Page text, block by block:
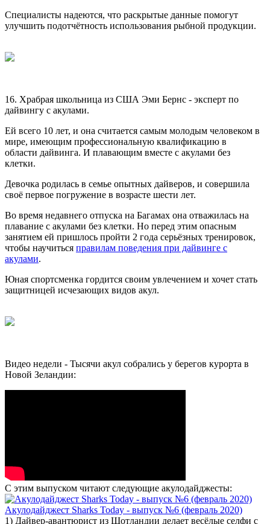
Специалисты надеются, что раскрытые данные помогут
улучшить подотчётность использования рыбной продукции.
16. Храбрая школьница из США Эми Бернс - эксперт по
дайвингу с акулами.
Ей всего 10 лет, и она считается самым молодым человеком в
мире, имеющим профессиональную квалификацию в
области дайвинга. И плавающим вместе с акулами без
клетки.
Девочка родилась в семье опытных дайверов, и совершила
своё первое погружение в возрасте шести лет.
Во время недавнего отпуска на Багамах она отважилась на
плавание с акулами без клетки. Но перед этим опасным
занятием ей пришлось пройти 2 года серьёзных тренировок,
чтобы научиться правилам поведения при дайвинге с
акулами.
Юная спортсменка гордится своим увлечением и хочет стать
защитницей исчезающих видов акул.
Видео недели - Тысячи акул собрались у берегов курорта в
Новой Зеландии:
С этим выпуском читают следующие акулодайджесты:
Акулодайджест Sharks Today - выпуск №6 (февраль 2020)
1) Дайвер-авантюрист из Шотландии делает весёлые селфи с